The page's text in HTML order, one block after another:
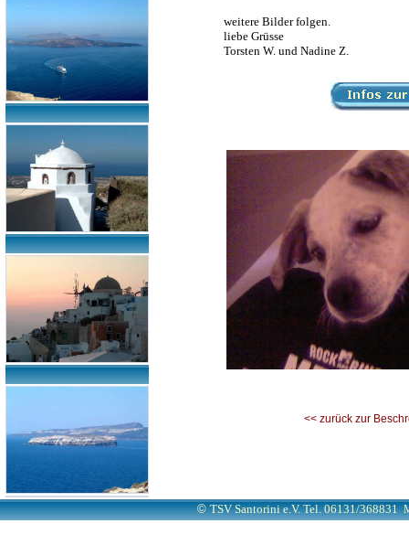
weitere Bilder folgen.
liebe Grüsse
Torsten W. und Nadine Z.
<< zurück zur
©TSV Santorini e.V. Tel. 06131/368831